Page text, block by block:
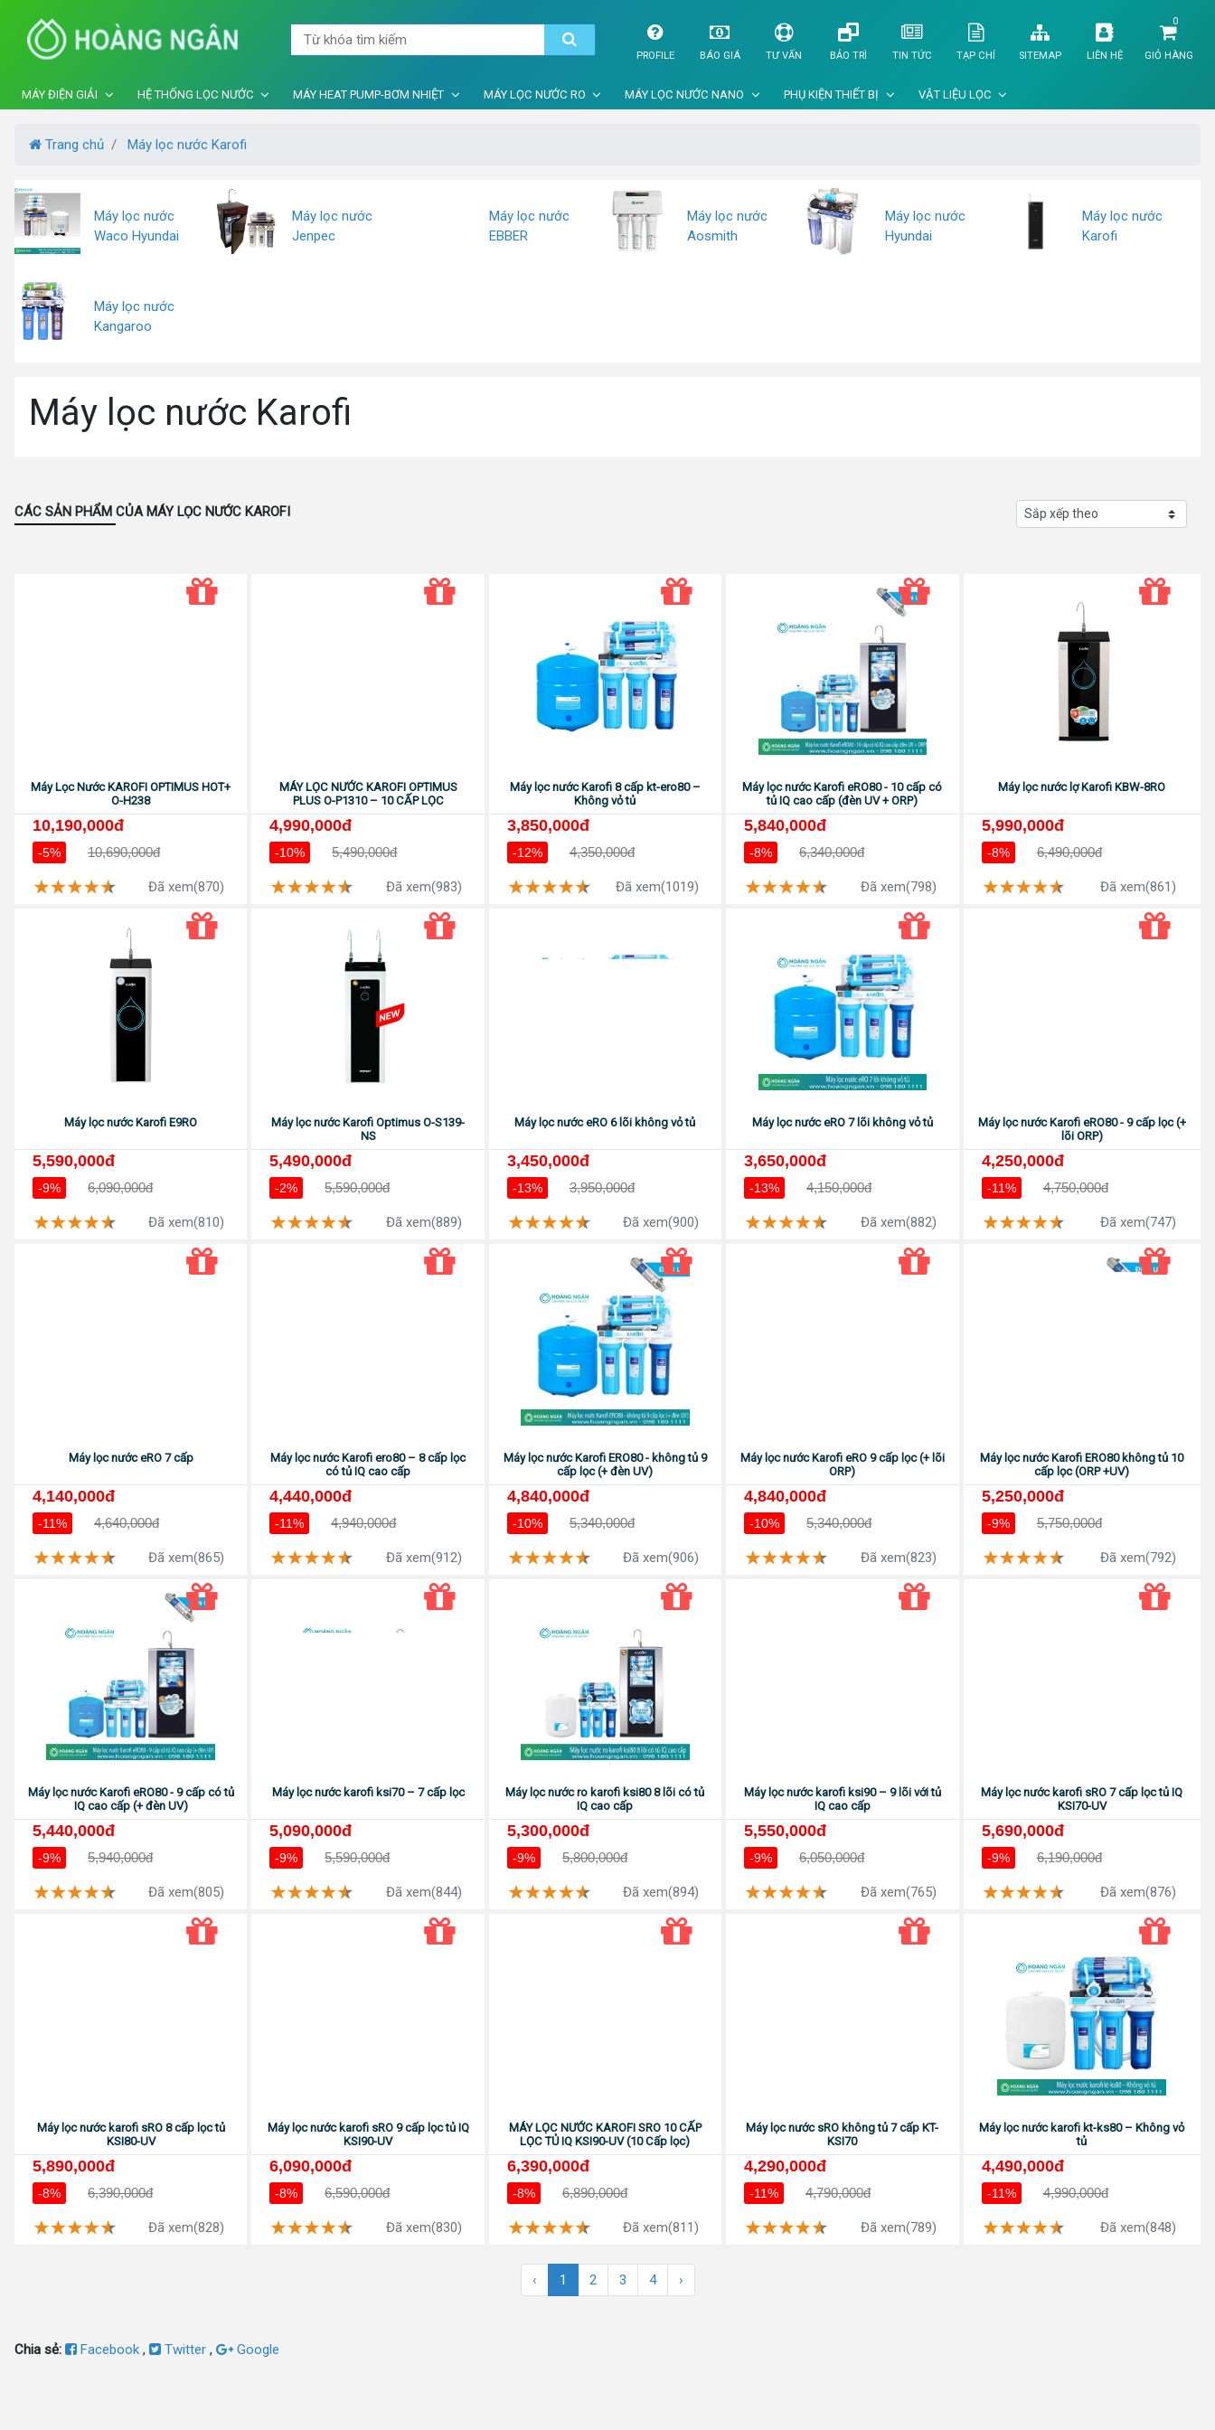
PROFILE BÁO GIÁ TƯ VẤN BẢO TRÌ TIN TỨC TẠP CHÍ SITEMAP LIÊN HỆ
0
GIỎ HÀNG
MÁY ĐIỆN GIẢI HỆ THỐNG LỌC NƯỚC MÁY HEAT PUMP-BƠM NHIỆT MÁY LỌC NƯỚC RO MÁY LỌC NƯỚC NANO PHỤ KIỆN THIẾT BỊ VẬT LIỆU LỌC
Trang chủ Máy lọc nước Karofi
Máy lọc nước
Waco Hyundai
Máy lọc nước
Jenpec
Máy lọc nước
EBBER
Máy lọc nước
Aosmith
Máy lọc nước
Hyundai
Máy lọc nước
Karofi
Máy lọc nước
Kangaroo
Máy lọc nước Karofi
CÁC SẢN PHẨM CỦA MÁY LỌC NƯỚC KAROFI
Máy Lọc Nước KAROFI OPTIMUS HOT+
O-H238
10,190,000đ
-5% 10,690,000đ
Đã xem(870)
MÁY LỌC NƯỚC KAROFI OPTIMUS
PLUS O-P1310 – 10 CẤP LỌC
4,990,000đ
-10% 5,490,000đ
Đã xem(983)
Máy lọc nước Karofi 8 cấp kt-ero80 –
Không vỏ tủ
3,850,000đ
-12% 4,350,000đ
Đã xem(1019)
Máy lọc nước Karofi eRO80 - 10 cấp có
tủ IQ cao cấp (đèn UV + ORP)
5,840,000đ
-8% 6,340,000đ
Đã xem(798)
Máy lọc nước lợ Karofi KBW-8RO
5,990,000đ
-8% 6,490,000đ
Đã xem(861)
Máy lọc nước Karofi E9RO
5,590,000đ
-9% 6,090,000đ
Đã xem(810)
Máy lọc nước Karofi Optimus O-S139-
NS
5,490,000đ
-2% 5,590,000đ
Đã xem(889)
Máy lọc nước eRO 6 lõi không vỏ tủ
3,450,000đ
-13% 3,950,000đ
Đã xem(900)
Máy lọc nước eRO 7 lõi không vỏ tủ
3,650,000đ
-13% 4,150,000đ
Đã xem(882)
Máy lọc nước Karofi eRO80 - 9 cấp lọc (+
lõi ORP)
4,250,000đ
-11% 4,750,000đ
Đã xem(747)
Máy lọc nước eRO 7 cấp
4,140,000đ
-11% 4,640,000đ
Đã xem(865)
Máy lọc nước Karofi ero80 – 8 cấp lọc
có tủ IQ cao cấp
4,440,000đ
-11% 4,940,000đ
Đã xem(912)
Máy lọc nước Karofi ERO80 - không tủ 9
cấp lọc (+ đèn UV)
4,840,000đ
-10% 5,340,000đ
Đã xem(906)
Máy lọc nước Karofi eRO 9 cấp lọc (+ lõi
ORP)
4,840,000đ
-10% 5,340,000đ
Đã xem(823)
Máy lọc nước Karofi ERO80 không tủ 10
cấp lọc (ORP +UV)
5,250,000đ
-9% 5,750,000đ
Đã xem(792)
Máy lọc nước Karofi eRO80 - 9 cấp có tủ
IQ cao cấp (+ đèn UV)
5,440,000đ
-9% 5,940,000đ
Đã xem(805)
Máy lọc nước karofi ksi70 – 7 cấp lọc
5,090,000đ
-9% 5,590,000đ
Đã xem(844)
Máy lọc nước ro karofi ksi80 8 lõi có tủ
IQ cao cấp
5,300,000đ
-9% 5,800,000đ
Đã xem(894)
Máy lọc nước karofi ksi90 – 9 lõi với tủ
IQ cao cấp
5,550,000đ
-9% 6,050,000đ
Đã xem(765)
Máy lọc nước karofi sRO 7 cấp lọc tủ IQ
KSI70-UV
5,690,000đ
-9% 6,190,000đ
Đã xem(876)
Máy lọc nước karofi sRO 8 cấp lọc tủ
KSI80-UV
5,890,000đ
-8% 6,390,000đ
Đã xem(828)
Máy lọc nước karofi sRO 9 cấp lọc tủ IQ
KSI90-UV
6,090,000đ
-8% 6,590,000đ
Đã xem(830)
MÁY LỌC NƯỚC KAROFI SRO 10 CẤP
LỌC TỦ IQ KSI90-UV (10 Cấp lọc)
6,390,000đ
-8% 6,890,000đ
Đã xem(811)
Máy lọc nước sRO không tủ 7 cấp KT-
KSI70
4,290,000đ
-11% 4,790,000đ
Đã xem(789)
Máy lọc nước karofi kt-ks80 – Không vỏ
tủ
4,490,000đ
-11% 4,990,000đ
Đã xem(848)
‹ 1 2 3 4 ›
Chia sẻ: Facebook , Twitter , Google